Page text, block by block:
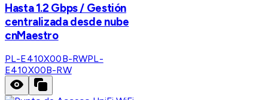
Hasta 1.2 Gbps / Gestión
centralizada desde nube
cnMaestro
PL-E410X00B-RWPL-
E410X00B-RW